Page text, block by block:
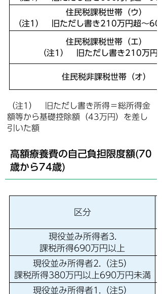
住民税課税世帯（ウ）
（注1）
旧ただし書き210万円超～
住民税課税世帯（エ）
（注1）
旧ただし書き210万円
住民税非課税世帯（オ）
（注1） 旧ただし書き所得＝総所得金
額等から基礎控除額（43万円）を差し
引いた額
高額療養費の自己負担限度額(70
歳から74歳)
区分
現役並み所得者3.
課税所得690万円以上
現役並み所得者2.（注5）
課税所得380万円以上690万円未満
現役並み所得者1.（注5）